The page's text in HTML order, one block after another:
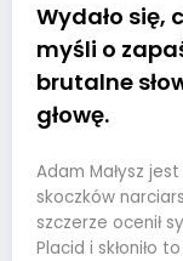
Wydało się,
myśli o
brutalne
głowę.
Adam Małysz
skoczków
szczerze ocenił
Placid i skłoniło